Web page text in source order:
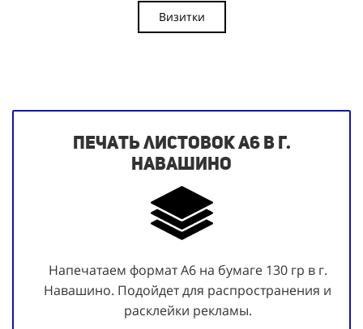
Визитки
Печать листовок А6 в г.
Навашино
Напечатаем формат А6 на бумаге 130 гр в г.
Навашино. Подойдет для распространения и
расклейки рекламы.